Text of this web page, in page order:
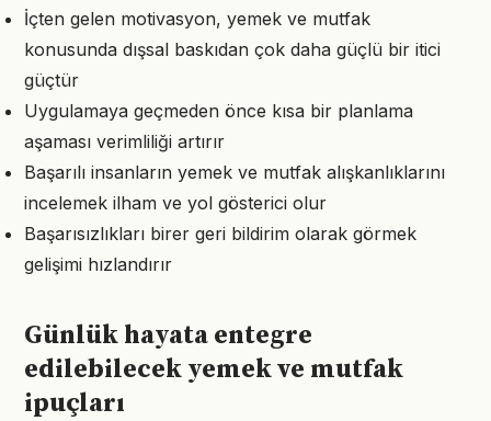
İçten gelen motivasyon, yemek ve mutfak
konusunda dışsal baskıdan çok daha güçlü bir itici
güçtür
Uygulamaya geçmeden önce kısa bir planlama
aşaması verimliliği artırır
Başarılı insanların yemek ve mutfak alışkanlıklarını
incelemek ilham ve yol gösterici olur
Başarısızlıkları birer geri bildirim olarak görmek
gelişimi hızlandırır
Günlük hayata entegre
edilebilecek yemek ve mutfak
ipuçları